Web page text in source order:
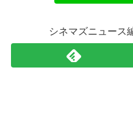
シネマズニュース